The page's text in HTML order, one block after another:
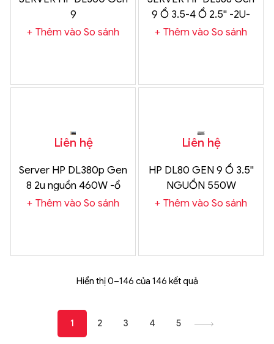
9
Thêm vào So sánh
9 Ổ 3.5-4 Ổ 2.5'' -2U-
NGUỒN 500W Chính
Thêm vào So sánh
Liên hệ
Server HP DL380p Gen
8 2u nguồn 460W -ổ
2.5''
Thêm vào So sánh
Liên hệ
HP DL80 GEN 9 Ổ 3.5''
NGUỒN 550W
Thêm vào So sánh
Hiển thị 0–146 của 146 kết quả
1 2 3 4 5